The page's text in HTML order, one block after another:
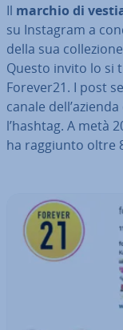
Il marchio di
su Instagram a
della sua
Questo invito lo si
Forever21. I post
canale
l’hashtag. A metà
ha raggiunto oltre